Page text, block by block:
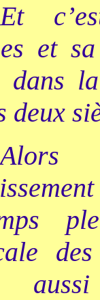
Et
et
dans
deux
Alors